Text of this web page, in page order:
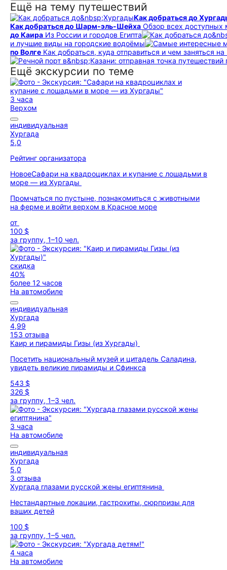
Ещё на тему путешествий
Как добраться до
Как добраться до Шарм-эль-Шейха Обзор всех доступных
до Каира Из России и городов Египта
и лучшие виды на городские водоёмы
по Волге Как добраться, куда отправиться и чем заняться на
Ещё экскурсии по теме
3 часа
Верхом
индивидуальная
Хургада
5,0
Рейтинг организатора
НовоеСафари на квадроциклах и купание с лошадьми в
море — из Хургады
Промчаться по пустыне, познакомиться с животными
на ферме и войти верхом в Красное море
от
100 $
за группу, 1–10 чел.
скидка
40%
более 12 часов
На автомобиле
индивидуальная
Хургада
4,99
153 отзыва
Каир и пирамиды Гизы (из Хургады)
Посетить национальный музей и цитадель Саладина,
увидеть великие пирамиды и Сфинкса
543 $
326 $
за группу, 1–3 чел.
3 часа
На автомобиле
индивидуальная
Хургада
5,0
3 отзыва
Хургада глазами русской жены египтянина
Нестандартные локации, гастрохиты, сюрпризы для
ваших детей
100 $
за группу, 1–5 чел.
4 часа
На автомобиле